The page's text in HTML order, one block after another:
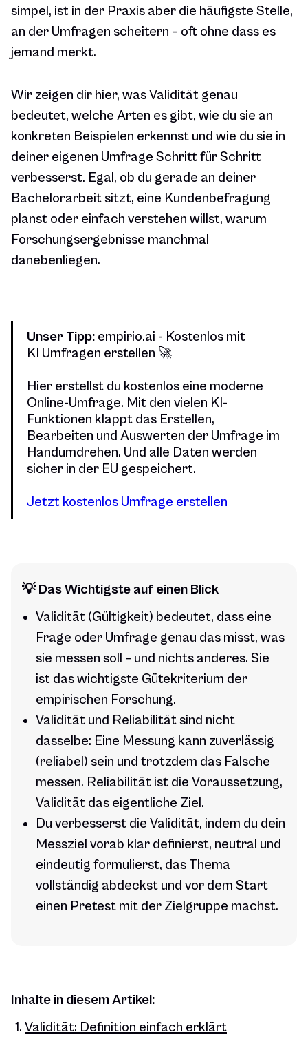
simpel, ist in der Praxis aber die häufigste Stelle,
an der Umfragen scheitern – oft ohne dass es
jemand merkt.
Wir zeigen dir hier, was Validität genau
bedeutet, welche Arten es gibt, wie du sie an
konkreten Beispielen erkennst und wie du sie in
deiner eigenen Umfrage Schritt für Schritt
verbesserst. Egal, ob du gerade an deiner
Bachelorarbeit sitzt, eine Kundenbefragung
planst oder einfach verstehen willst, warum
Forschungsergebnisse manchmal
danebenliegen.
Unser Tipp: empirio.ai - Kostenlos mit
KI Umfragen erstellen 🚀
Hier erstellst du kostenlos eine moderne
Online-Umfrage. Mit den vielen KI-
Funktionen klappt das Erstellen,
Bearbeiten und Auswerten der Umfrage im
Handumdrehen. Und alle Daten werden
sicher in der EU gespeichert.
Jetzt kostenlos Umfrage erstellen
💡 Das Wichtigste auf einen Blick
Validität (Gültigkeit) bedeutet, dass eine
Frage oder Umfrage genau das misst, was
sie messen soll – und nichts anderes. Sie
ist das wichtigste Gütekriterium der
empirischen Forschung.
Validität und Reliabilität sind nicht
dasselbe: Eine Messung kann zuverlässig
(reliabel) sein und trotzdem das Falsche
messen. Reliabilität ist die Voraussetzung,
Validität das eigentliche Ziel.
Du verbesserst die Validität, indem du dein
Messziel vorab klar definierst, neutral und
eindeutig formulierst, das Thema
vollständig abdeckst und vor dem Start
einen Pretest mit der Zielgruppe machst.
Inhalte in diesem Artikel:
Validität: Definition einfach erklärt